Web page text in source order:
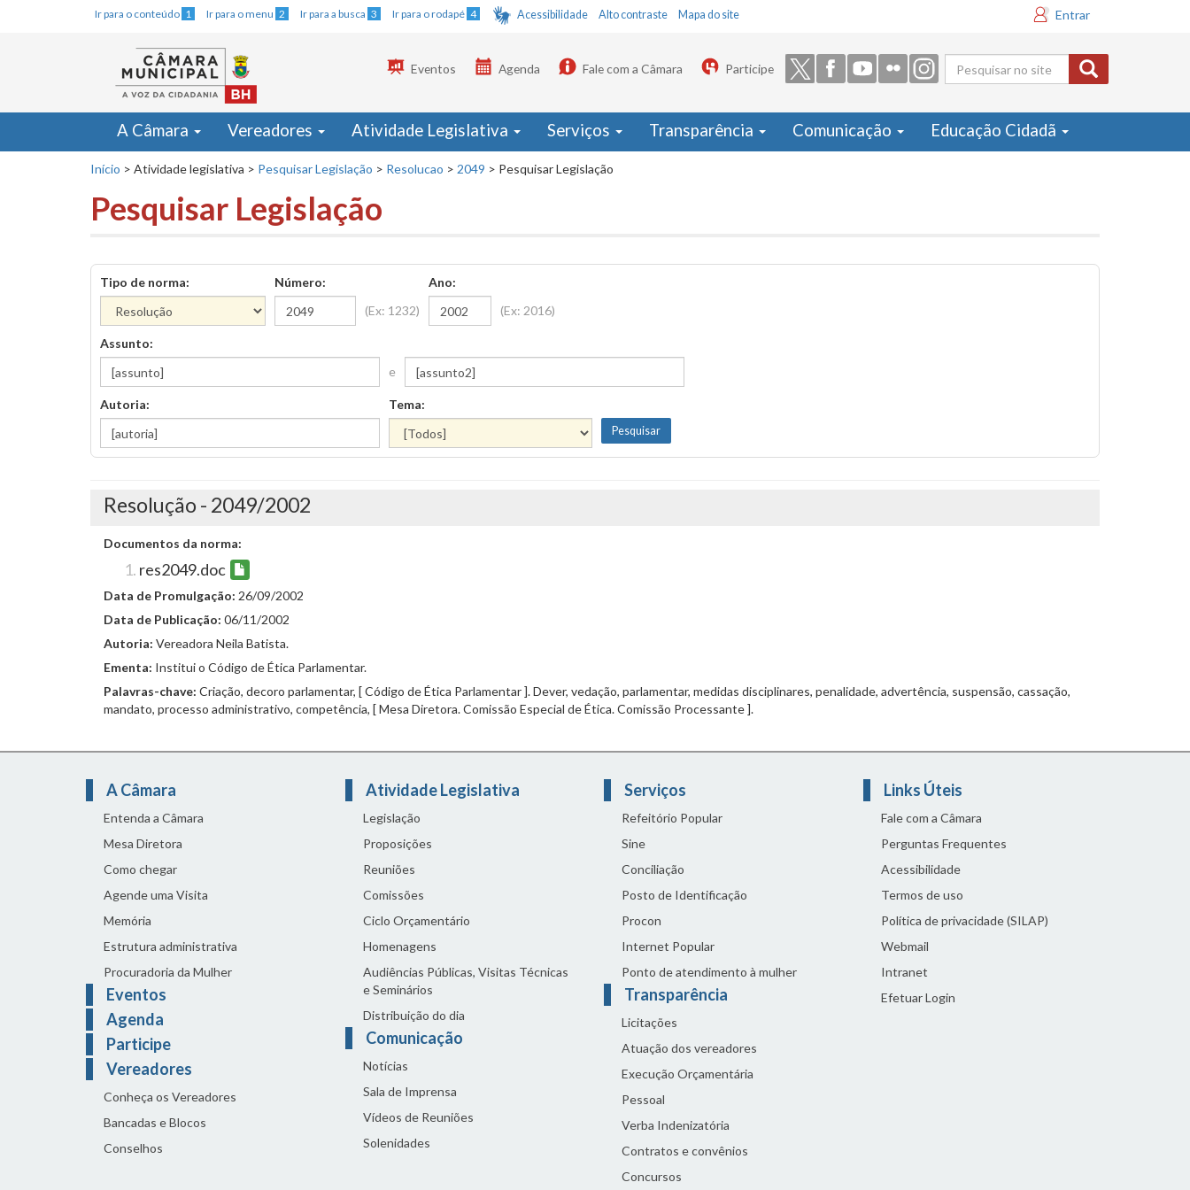
Ir para o conteúdo 1 Ir para o menu 2 Ir para a busca 3 Ir para o rodapé 4 Acessibilidade Alto contraste Mapa do site Entrar
Formulário
de busca
Eventos Agenda Fale com a Câmara Participe
A Câmara Vereadores Atividade Legislativa Serviços Transparência Comunicação Educação Cidadã
Início > Atividade legislativa > Pesquisar Legislação > Resolucao > 2049 > Pesquisar Legislação
Pesquisar Legislação
Tipo de norma:
Número:
(Ex: 1232)
Ano:
(Ex: 2016)
Assunto:
e
Autoria: Tema:
Resolução - 2049/2002
Documentos da norma:
res2049.doc
Data de Promulgação: 26/09/2002
Data de Publicação: 06/11/2002
Autoria: Vereadora Neila Batista.
Ementa: Institui o Código de Ética Parlamentar.
Palavras-chave: Criação, decoro parlamentar, [ Código de Ética Parlamentar ]. Dever, vedação, parlamentar, medidas disciplinares, penalidade, advertência, suspensão, cassação,
mandato, processo administrativo, competência, [ Mesa Diretora. Comissão Especial de Ética. Comissão Processante ].
A Câmara
Entenda a Câmara
Mesa Diretora
Como chegar
Agende uma Visita
Memória
Estrutura administrativa
Procuradoria da Mulher
Eventos
Agenda
Participe
Vereadores
Conheça os Vereadores
Bancadas e Blocos
Conselhos
Atividade Legislativa
Legislação
Proposições
Reuniões
Comissões
Ciclo Orçamentário
Homenagens
Audiências Públicas, Visitas Técnicas
e Seminários
Distribuição do dia
Comunicação
Notícias
Sala de Imprensa
Vídeos de Reuniões
Solenidades
Serviços
Refeitório Popular
Sine
Conciliação
Posto de Identificação
Procon
Internet Popular
Ponto de atendimento à mulher
Transparência
Licitações
Atuação dos vereadores
Execução Orçamentária
Pessoal
Verba Indenizatória
Contratos e convênios
Concursos
Links Úteis
Fale com a Câmara
Perguntas Frequentes
Acessibilidade
Termos de uso
Política de privacidade (SILAP)
Webmail
Intranet
Efetuar Login